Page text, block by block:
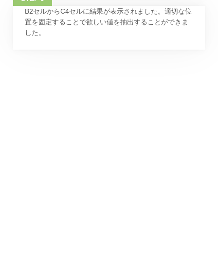
B2セルからC4セルに結果が表示されました。適切な位
置を固定することで欲しい値を抽出することができま
した。